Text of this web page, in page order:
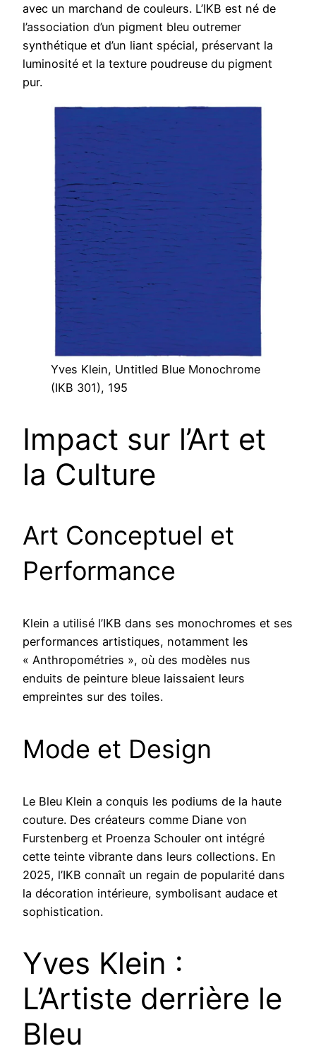
avec un marchand de couleurs. L’IKB est né de
l’association d’un pigment bleu outremer
synthétique et d’un liant spécial, préservant la
luminosité et la texture poudreuse du pigment
pur.
Yves Klein, Untitled Blue Monochrome
(IKB 301), 195
Impact sur l’Art et
la Culture
Art Conceptuel et
Performance
Klein a utilisé l’IKB dans ses monochromes et ses
performances artistiques, notamment les
« Anthropométries », où des modèles nus
enduits de peinture bleue laissaient leurs
empreintes sur des toiles.
Mode et Design
Le Bleu Klein a conquis les podiums de la haute
couture. Des créateurs comme Diane von
Furstenberg et Proenza Schouler ont intégré
cette teinte vibrante dans leurs collections. En
2025, l’IKB connaît un regain de popularité dans
la décoration intérieure, symbolisant audace et
sophistication.
Yves Klein :
L’Artiste derrière le
Bleu